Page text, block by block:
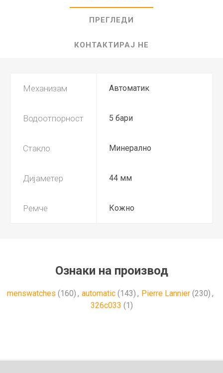
ПРЕГЛЕДИ
КОНТАКТИРАЈ НЕ
Механизам Автоматик
Водоотпорност 5 бари
Стакло Минерално
Дијаметер 44 мм
Ремче Кожно
Ознаки на производ
menswatches (160) , automatic (143) , Pierre Lannier (230) ,
326c033 (1)